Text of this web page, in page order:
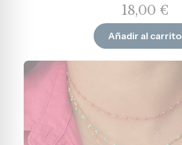
18,00 €
Añadir al carrito